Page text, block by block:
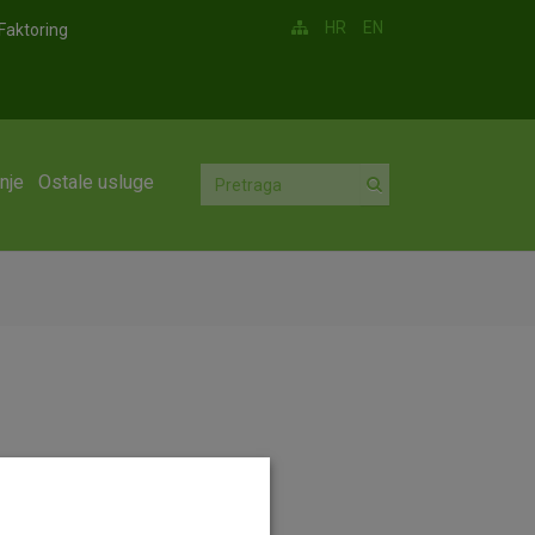
Faktoring HR EN
Ostale usluge
snagu 04.07.2016.